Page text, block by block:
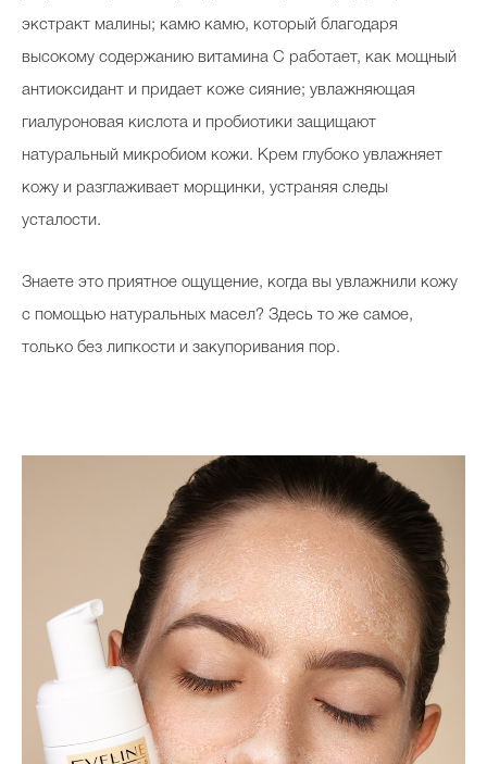
экстракт малины; камю камю, который благодаря
высокому содержанию витамина C работает, как мощный
антиоксидант и придает коже сияние; увлажняющая
гиалуроновая кислота и пробиотики защищают
натуральный микробиом кожи. Крем глубоко увлажняет
кожу и разглаживает морщинки, устраняя следы
усталости.
Знаете это приятное ощущение, когда вы увлажнили кожу
с помощью натуральных масел? Здесь то же самое,
только без липкости и закупоривания пор.